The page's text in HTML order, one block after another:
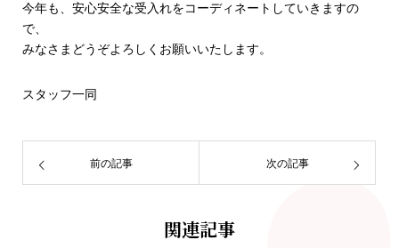
今年も、安心安全な受入れをコーディネートしていきますの
で、
みなさまどうぞよろしくお願いいたします。
スタッフ一同
前の記事 次の記事
関連記事